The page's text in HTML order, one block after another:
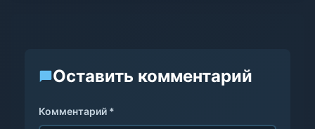
Оставить комментарий
Комментарий *